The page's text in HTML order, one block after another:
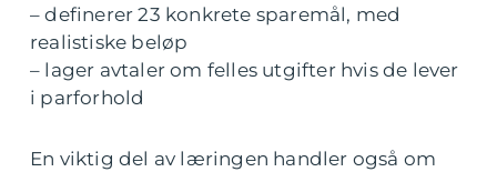
– definerer 23 konkrete sparemål, med
realistiske beløp
– lager avtaler om felles utgifter hvis de lever
i parforhold
En viktig del av læringen handler også om